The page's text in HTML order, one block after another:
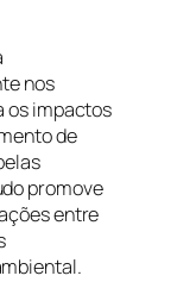
nos
os impactos
de
promove
entre